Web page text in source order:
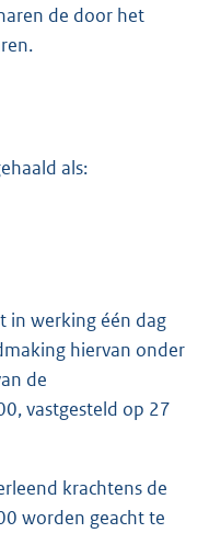
de door het
als:
in werking één dag
hiervan onder
de
vastgesteld op 27
krachtens de
worden geacht te